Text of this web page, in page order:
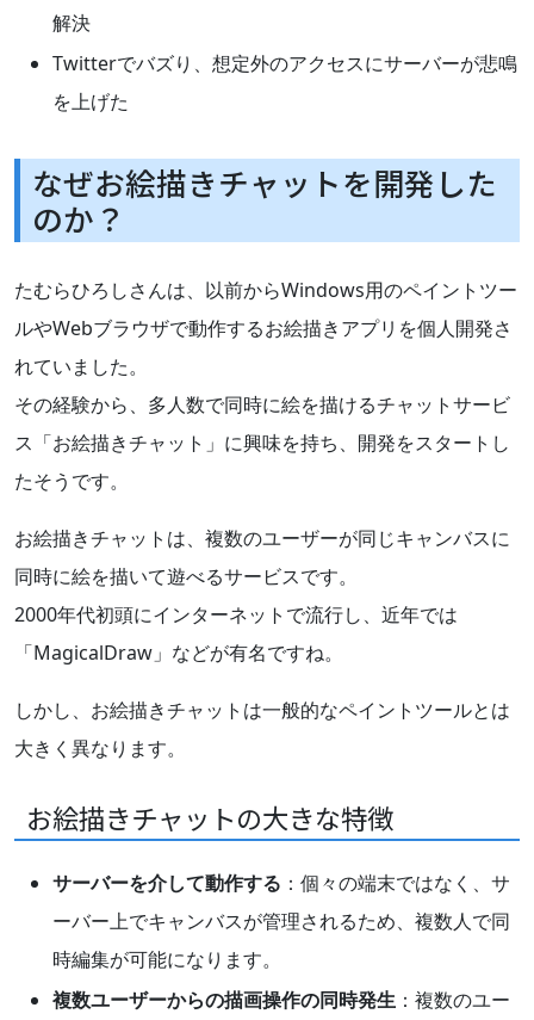
解決
Twitterでバズり、想定外のアクセスにサーバーが悲鳴
を上げた
なぜお絵描きチャットを開発した
のか？
たむらひろしさんは、以前からWindows用のペイントツー
ルやWebブラウザで動作するお絵描きアプリを個人開発さ
れていました。
その経験から、多人数で同時に絵を描けるチャットサービ
ス「お絵描きチャット」に興味を持ち、開発をスタートし
たそうです。
お絵描きチャットは、複数のユーザーが同じキャンバスに
同時に絵を描いて遊べるサービスです。
2000年代初頭にインターネットで流行し、近年では
「MagicalDraw」などが有名ですね。
しかし、お絵描きチャットは一般的なペイントツールとは
大きく異なります。
お絵描きチャットの大きな特徴
サーバーを介して動作する ：個々の端末ではなく、サ
ーバー上でキャンバスが管理されるため、複数人で同
時編集が可能になります。
複数ユーザーからの描画操作の同時発生 ：複数のユー